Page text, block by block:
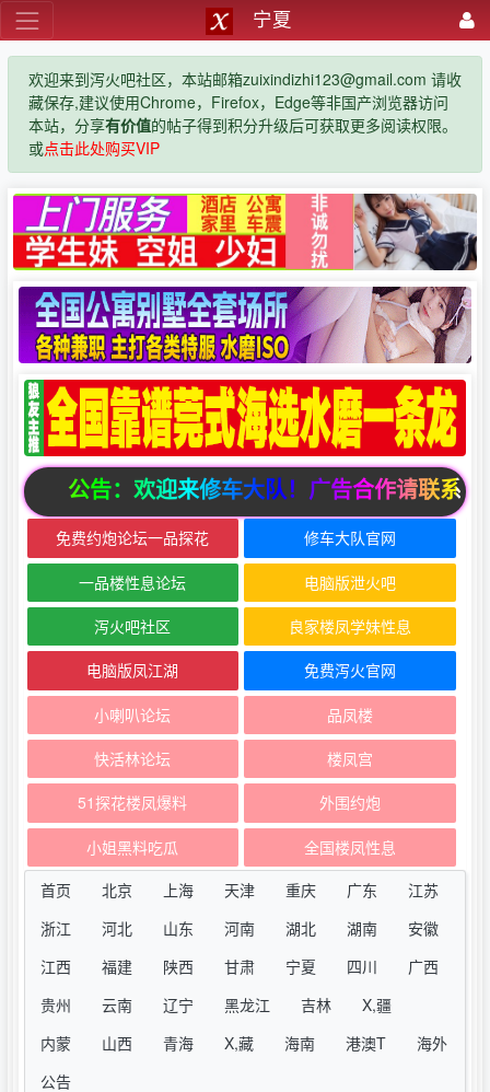
宁夏
欢迎来到泻火吧社区，本站邮箱zuixindizhi123@gmail.com 请收
藏保存,建议使用Chrome，Firefox，Edge等非国产浏览器访问
本站，分享有价值的帖子得到积分升级后可获取更多阅读权限。
或点击此处购买VIP
公告：欢迎来修车大队！广告合作请联系
免费约炮论坛一品探花 修车大队官网
一品楼性息论坛 电脑版泄火吧
泻火吧社区 良家楼凤学妹性息
电脑版凤江湖 免费泻火官网
小喇叭论坛 品凤楼
快活林论坛 楼凤宫
51探花楼凤爆料 外围约炮
小姐黑料吃瓜
全国楼凤性息
首页
北京 上海 天津 重庆 广东
江苏
浙江
河北 山东 河南 湖北 湖南
安徽
江西
福建 陕西 甘肃 宁夏 四川
广西
贵州
云南 辽宁 黑龙江 吉林
X,疆
内蒙
山西 青海 X,藏 海南 港澳T
海外
公告